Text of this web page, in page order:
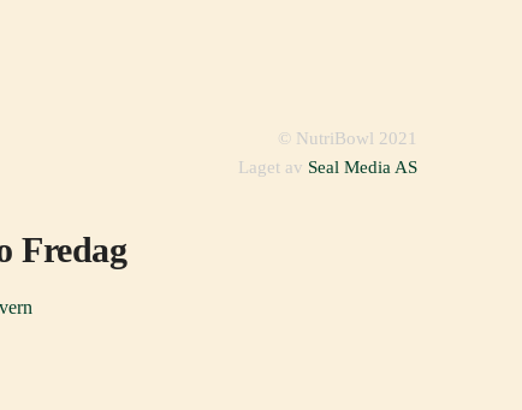
© NutriBowl 2021
Laget av Seal Media AS
Fredag